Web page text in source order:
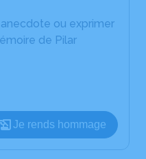
ou exprimer
de Pilar
Je rends hommage